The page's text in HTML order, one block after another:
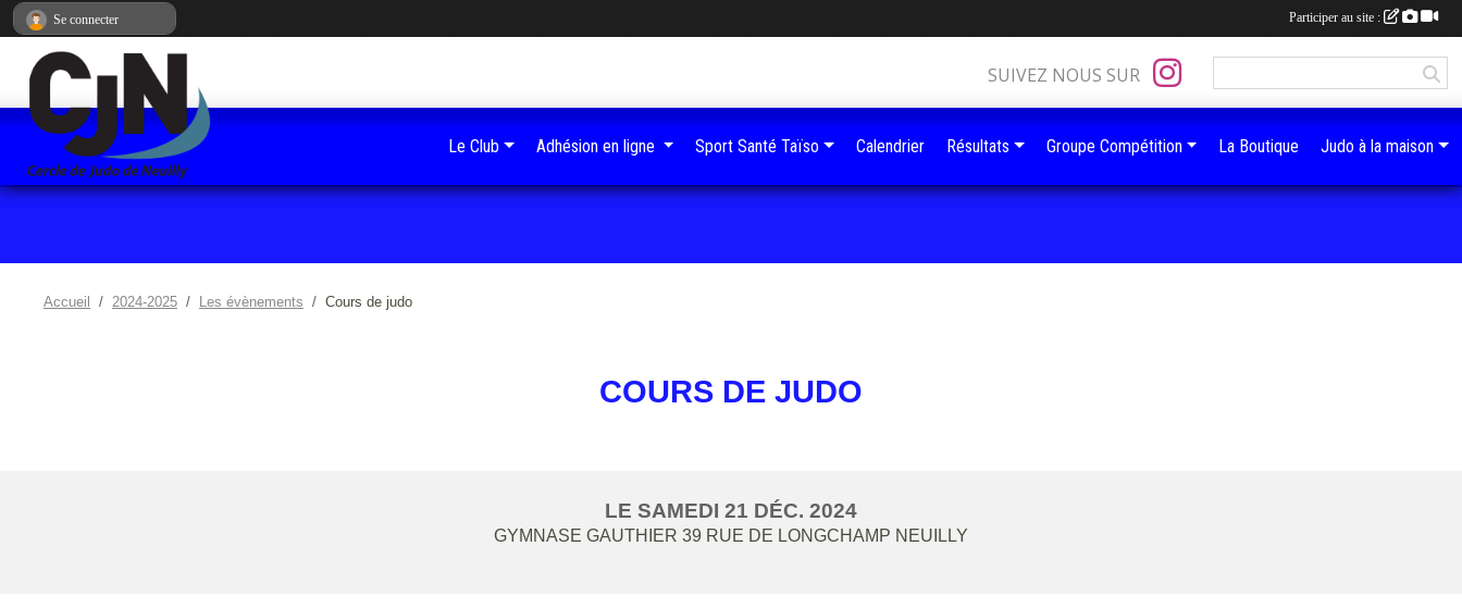
Accueil 2024-2025 Les évènements Cours de judo
COURS DE JUDO
LE SAMEDI 21 DÉC. 2024
GYMNASE GAUTHIER 39 RUE DE LONGCHAMP NEUILLY
SUIVEZ NOUS SUR
Le Club Adhésion en ligne Sport Santé Taïso Calendrier Résultats Groupe Compétition La Boutique Judo à la maison
Se connecter Participer au site :
Panneau de gestion des cookies